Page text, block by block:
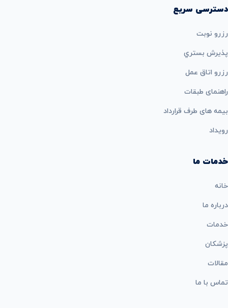
دسترسی سریع
رزرو نوبت
پذيرش بستري
رزرو اتاق عمل
راهنمای طبقات
بيمه های طرف قرارداد
رویداد
خدمات ما
خانه
درباره ما
خدمات
پزشکان
مقالات
تماس با ما